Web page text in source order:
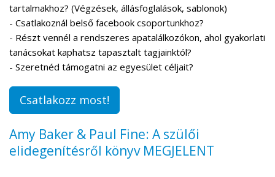
tartalmakhoz? (Végzések, állásfoglalások, sablonok)
- Csatlakoznál belső facebook csoportunkhoz?
- Részt vennél a rendszeres apatalálkozókon, ahol gyakorlati
tanácsokat kaphatsz tapasztalt tagjainktól?
- Szeretnéd támogatni az egyesület céljait?
Csatlakozz most!
Amy Baker & Paul Fine: A szülői
elidegenítésről könyv MEGJELENT